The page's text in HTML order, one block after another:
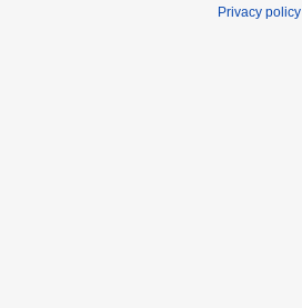
Privacy policy